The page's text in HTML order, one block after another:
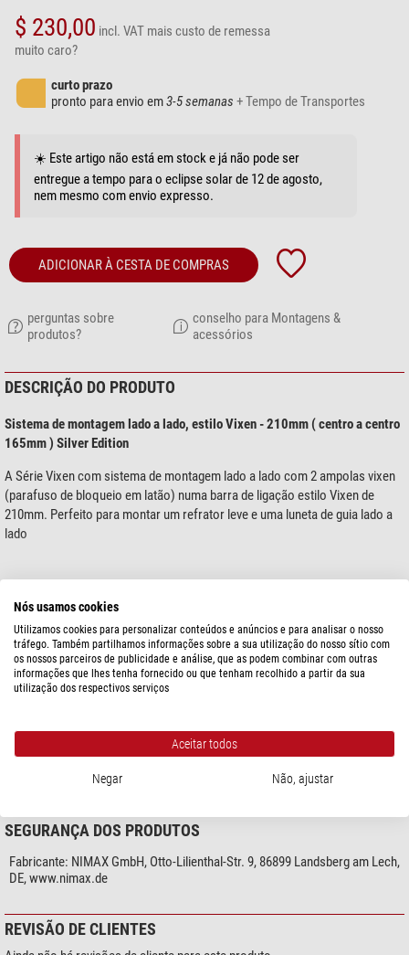
$ 230,00 incl. VAT mais custo de remessa
muito caro?
curto prazo
pronto para envio em3-5 semanas + Tempo de Transportes
☀️ Este artigo não está em stock e já não pode ser
entregue a tempo para o eclipse solar de 12 de agosto,
nem mesmo com envio expresso.
ADICIONAR À CESTA DE COMPRAS
perguntas sobre
produtos?
conselho para Montagens &
acessórios
DESCRIÇÃO DO PRODUTO
Sistema de montagem lado a lado, estilo Vixen - 210mm ( centro a centro
165mm ) Silver Edition
A Série Vixen com sistema de montagem lado a lado com 2 ampolas vixen
(parafuso de bloqueio em latão) numa barra de ligação estilo Vixen de
210mm. Perfeito para montar um refrator leve e uma luneta de guia lado a
lado
mostre mais...
ESPECIFICAÇÕES
Tipo de construção
Vixen
210
SEGURANÇA DOS PRODUTOS
Fabricante: NIMAX GmbH, Otto-Lilienthal-Str. 9, 86899 Landsberg am Lech,
DE, www.nimax.de
REVISÃO DE CLIENTES
Nós usamos cookies
Utilizamos cookies para personalizar conteúdos e anúncios e para analisar o nosso
tráfego. Também partilhamos informações sobre a sua utilização do nosso sítio com
os nossos parceiros de publicidade e análise, que as podem combinar com outras
informações que lhes tenha fornecido ou que tenham recolhido a partir da sua
utilização dos respectivos serviços
Aceitar todos
Negar Não, ajustar